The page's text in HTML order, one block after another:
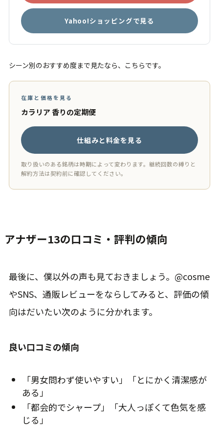
Yahoo!ショッピングで見る
シーン別のおすすめ度まで見たなら、こちらです。
在庫と価格を見る
カラリア 香りの定期便
仕組みと料金を見る
取り扱いのある銘柄は時期によって変わります。継続回数の縛りと
解約方法は契約前に確認してください。
アナザー13の口コミ・評判の傾向
最後に、僕以外の声も見ておきましょう。@cosme
やSNS、通販レビューをならしてみると、評価の傾
向はだいたい次のように分かれます。
良い口コミの傾向
「男女問わず使いやすい」「とにかく清潔感が
ある」
「都会的でシャープ」「大人っぽくて色気を感
じる」